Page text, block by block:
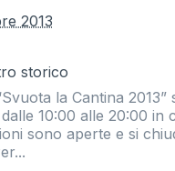
2013
storico
la Cantina 2013”
10:00 alle 20:00 in
sono aperte e si